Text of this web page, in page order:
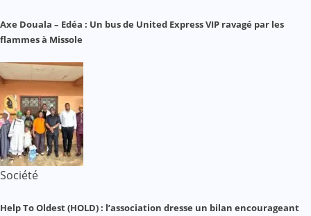
Axe Douala – Edéa : Un bus de United Express VIP ravagé par les
flammes à Missole
Société
Help To Oldest (HOLD) : l’association dresse un bilan encourageant